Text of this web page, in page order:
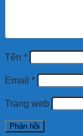
Tên *
Email *
Trang web